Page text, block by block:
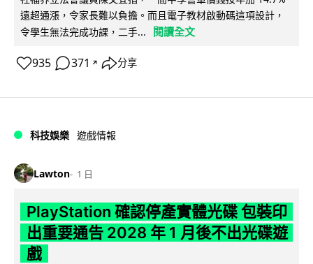
遠超通漲，令家長難以負擔。而且電子教材啟動碼這項設計，
令學生無法完成功課，二手...
閱讀全文
935 371 ↗ 分享
科技娛樂 遊戲情報
Lawton 1 日
PlayStation 確認停產實體光碟 包裝印
出重要通告 2028 年 1 月後不出光碟遊
戲